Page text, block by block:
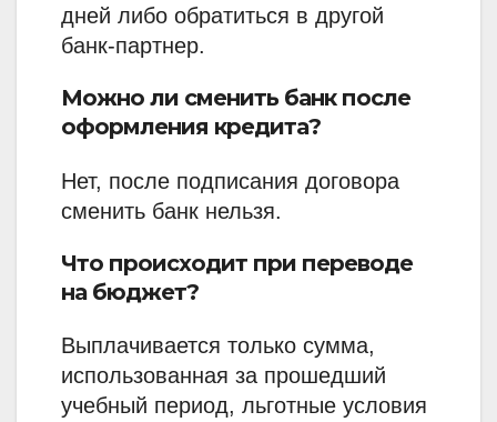
дней либо обратиться в другой
банк-партнер.
Можно ли сменить банк после
оформления кредита?
Нет, после подписания договора
сменить банк нельзя.
Что происходит при переводе
на бюджет?
Выплачивается только сумма,
использованная за прошедший
учебный период, льготные условия